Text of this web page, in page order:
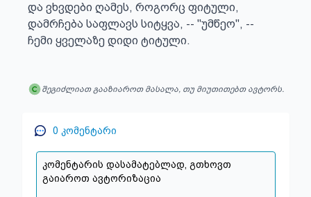
და ვხვდები ღამეს, როგორც ფიტული,
დამრჩება საფლავს სიტყვა, -- "უმწეო", --
ჩემი ყველაზე დიდი ტიტული.
შეგიძლიათ გააზიაროთ მასალა, თუ მიუთითებთ ავტორს.
0 კომენტარი